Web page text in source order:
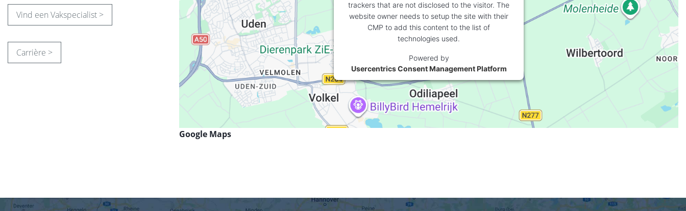
Vind een Vakspecialist >
Carrière >
trackers that are not disclosed to the visitor. The
website owner needs to setup the site with their
CMP to add this content to the list of
technologies used.
Powered by
Usercentrics Consent Management Platform
Google Maps